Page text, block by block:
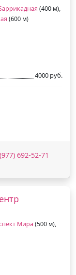
(400 м),
(600 м)
4000 руб.
692-52-71
Мира (500 м),